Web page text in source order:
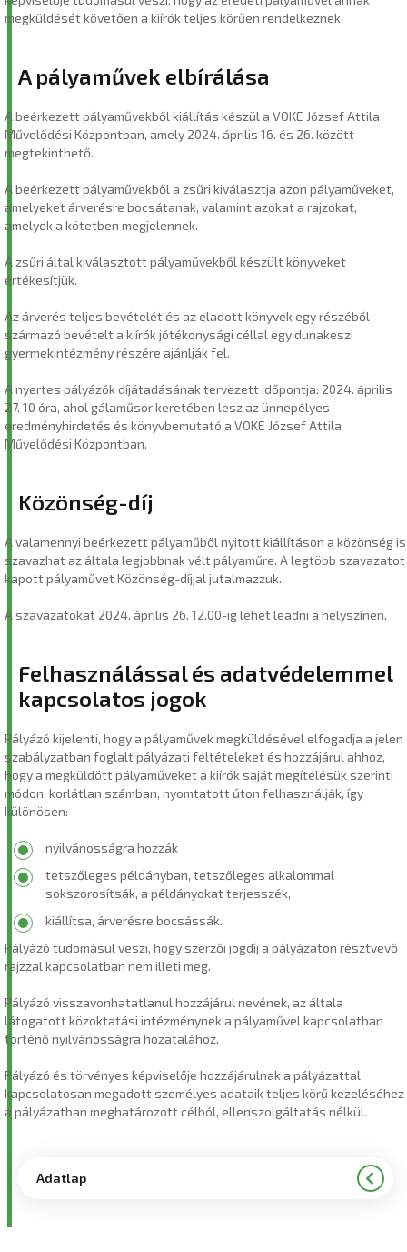
megküldését követően a kiírók teljes körűen rendelkeznek.
A pályaművek elbírálása
A beérkezett pályaművekből kiállítás készül a VOKE József Attila
Művelődési Központban, amely 2024. április 16. és 26. között
megtekinthető.
A beérkezett pályaművekből a zsűri kiválasztja azon pályaműveket,
amelyeket árverésre bocsátanak, valamint azokat a rajzokat,
amelyek a kötetben megjelennek.
A zsűri által kiválasztott pályaművekből készült könyveket
értékesítjük.
Az árverés teljes bevételét és az eladott könyvek egy részéből
származó bevételt a kiírók jótékonysági céllal egy dunakeszi
gyermekintézmény részére ajánlják fel.
A nyertes pályázók díjátadásának tervezett időpontja: 2024. április
27. 10 óra, ahol gálaműsor keretében lesz az ünnepélyes
eredményhirdetés és könyvbemutató a VOKE József Attila
Művelődési Központban.
Közönség-díj
A valamennyi beérkezett pályaműből nyitott kiállításon a közönség is
szavazhat az általa legjobbnak vélt pályaműre. A legtöbb szavazatot
kapott pályaművet Közönség-díjjal jutalmazzuk.
A szavazatokat 2024. április 26. 12.00-ig lehet leadni a helyszínen.
Felhasználással és adatvédelemmel
kapcsolatos jogok
Pályázó kijelenti, hogy a pályaművek megküldésével elfogadja a jelen
szabályzatban foglalt pályázati feltételeket és hozzájárul ahhoz,
hogy a megküldött pályaműveket a kiírók saját megítélésük szerinti
módon, korlátlan számban, nyomtatott úton felhasználják, így
különösen:
nyilvánosságra hozzák
tetszőleges példányban, tetszőleges alkalommal
sokszorosítsák, a példányokat terjesszék,
kiállítsa, árverésre bocsássák.
Pályázó tudomásul veszi, hogy szerzői jogdíj a pályázaton résztvevő
rajzzal kapcsolatban nem illeti meg.
Pályázó visszavonhatatlanul hozzájárul nevének, az általa
látogatott közoktatási intézménynek a pályaművel kapcsolatban
történő nyilvánosságra hozatalához.
Pályázó és törvényes képviselője hozzájárulnak a pályázattal
kapcsolatosan megadott személyes adataik teljes körű kezeléséhez
a pályázatban meghatározott célból, ellenszolgáltatás nélkül.
Adatlap